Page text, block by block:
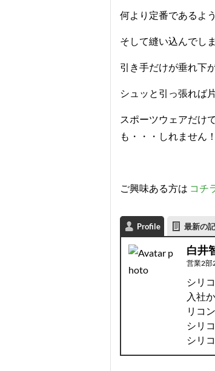
何より定番であるよ
そして縫い込んでし
引き手だけが垂れ下
シュッと引っ張れば
スポーツウェアだけ
も・・・しれません
ご興味ある方は コチ
Profile 最新の
白井
営業2部
シリ
入社
リコ
シリ
シリ